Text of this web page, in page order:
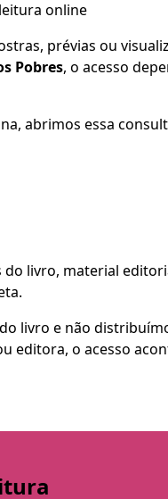
prévias ou
Pobres, o acesso
abrimos essa
livro, material
livro e não
editora, o acesso